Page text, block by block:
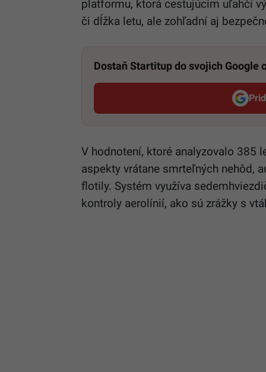
platformu, ktorá cestujúcim uľahčí
či dĺžka letu, ale zohľadní aj
Dostaň Startitup do svojich Google
V hodnotení, ktoré analyzovalo 385
aspekty vrátane smrteľných nehôd,
flotily. Systém využíva
kontroly aerolínií, ako sú zrážky s